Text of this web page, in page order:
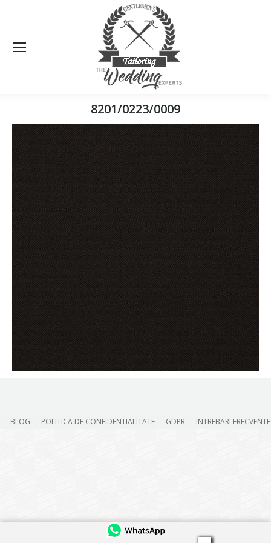
8201/0223/0009
BLOG POLITICA DE CONFIDENTIALITATE GDPR INTREBARI FRECVENTE